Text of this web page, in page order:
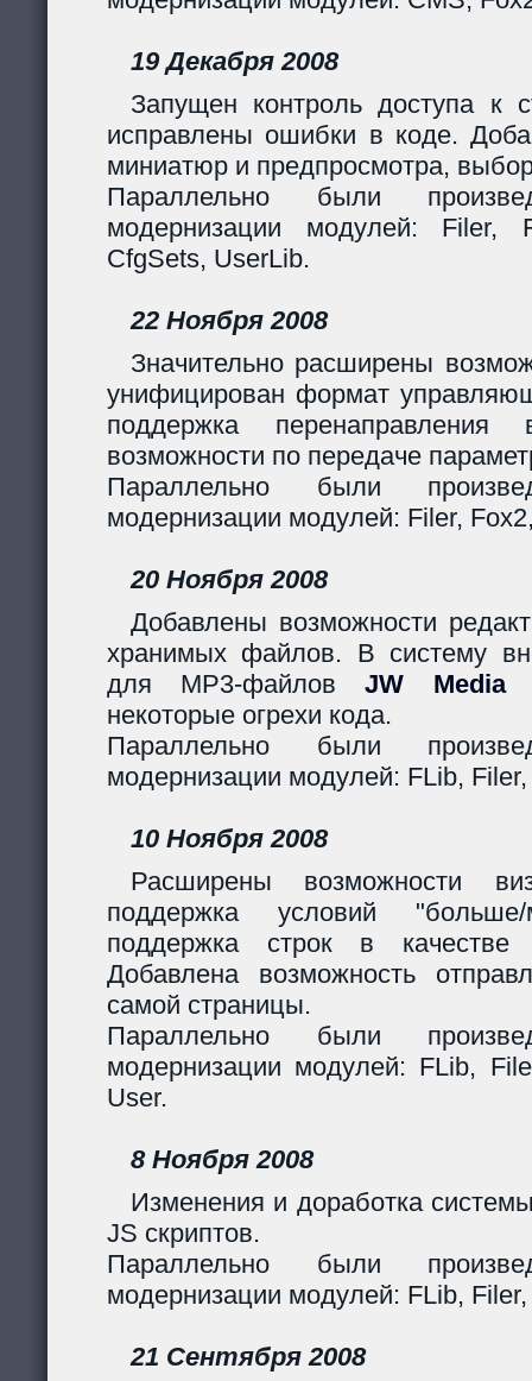
19 Декабря 2008
Запущен контроль доступа к
исправлены ошибки в коде.
миниатюр и предпросмотра,
Параллельно были
модернизации модулей: Filer,
CfgSets, UserLib.
22 Ноября 2008
Значительно расширены
унифицирован формат
поддержка
возможности по передаче
Параллельно были
модернизации модулей: Filer,
20 Ноября 2008
Добавлены возможности
хранимых файлов. В систему
для MP3-файловJW Media
некоторые огрехи кода.
Параллельно были
модернизации модулей: FLib,
10 Ноября 2008
Расширены возможности
поддержка условий
поддержка строк в качестве
Добавлена возможность
самой страницы.
Параллельно были
модернизации модулей: FLib,
User.
8 Ноября 2008
Изменения и доработка
JS скриптов.
Параллельно были
модернизации модулей: FLib,
21 Сентября 2008